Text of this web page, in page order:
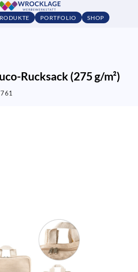
PORTFOLIO SHOP
Rucksack (275 g/m²)